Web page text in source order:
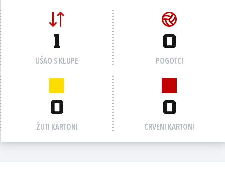
1
UŠAO S KLUPE
0
POGOTCI
0
ŽUTI KARTONI
0
CRVENI KARTONI